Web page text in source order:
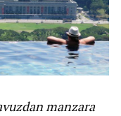
manzara